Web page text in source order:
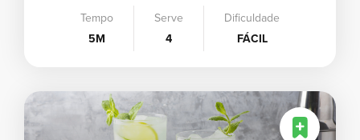
Tempo
5M
Serve
4
Dificuldade
FÁCIL